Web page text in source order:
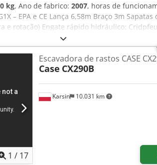
kg, Ano de fabrico: 2007, horas de
– EPA e CE Lança 6,58m Braço 3m
e rotação) Engate rápido hidráulico:
– 4,55m³ SAE Peso de transporte 69
(4,14m com acessos) Altura de transporte
Relatório sob consulta Grande revisão
CASE Alemanha março de 2026:
1 / 17
Karsin 10.031 km
Escavadora de rastos CASE
Case CX290B